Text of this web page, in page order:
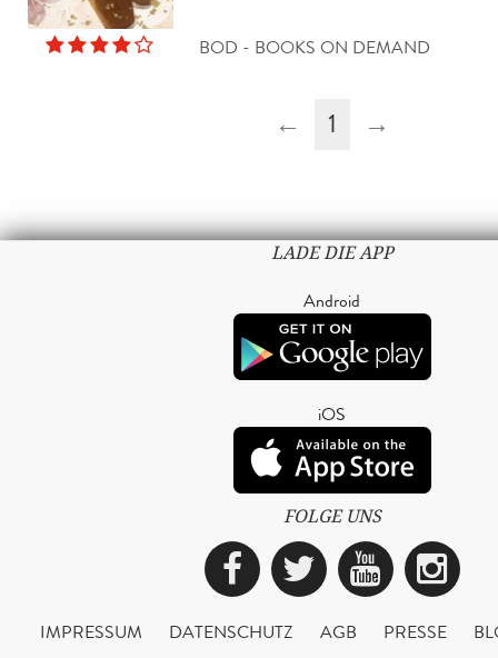
BOD - BOOKS ON DEMAND
← 1 →
LADE DIE APP
Android
iOS
FOLGE UNS
Facebook
Twitter
IMPRESSUM DATENSCHUTZ AGB PRESSE